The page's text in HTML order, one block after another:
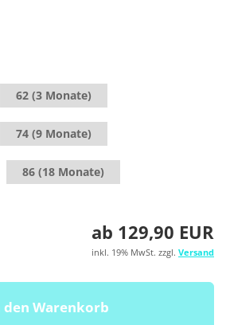
62 (3 Monate)
74 (9 Monate)
86 (18 Monate)
ab 129,90 EUR
inkl. 19% MwSt. zzgl. Versand
den Warenkorb